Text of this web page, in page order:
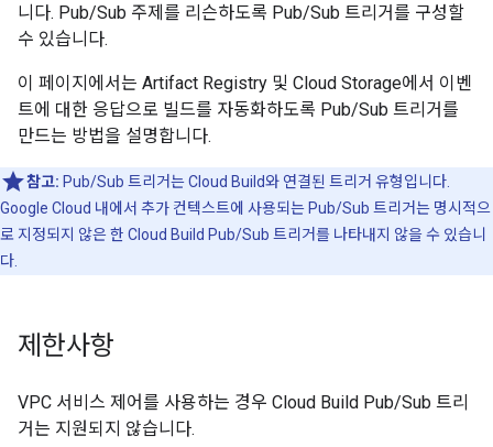
니다. Pub/Sub 주제를 리슨하도록 Pub/Sub 트리거를 구성할
수 있습니다.
이 페이지에서는 Artifact Registry 및 Cloud Storage에서 이벤
트에 대한 응답으로 빌드를 자동화하도록 Pub/Sub 트리거를
만드는 방법을 설명합니다.
참고: Pub/Sub 트리거는 Cloud Build와 연결된 트리거 유형입니다.
Google Cloud 내에서 추가 컨텍스트에 사용되는 Pub/Sub 트리거는 명시적으
로 지정되지 않은 한 Cloud Build Pub/Sub 트리거를 나타내지 않을 수 있습니
다.
제한사항
VPC 서비스 제어를 사용하는 경우 Cloud Build Pub/Sub 트리
거는 지원되지 않습니다.